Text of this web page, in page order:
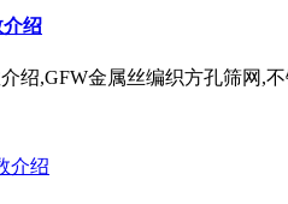
介绍
绍,GFW金属丝编织方孔筛网,